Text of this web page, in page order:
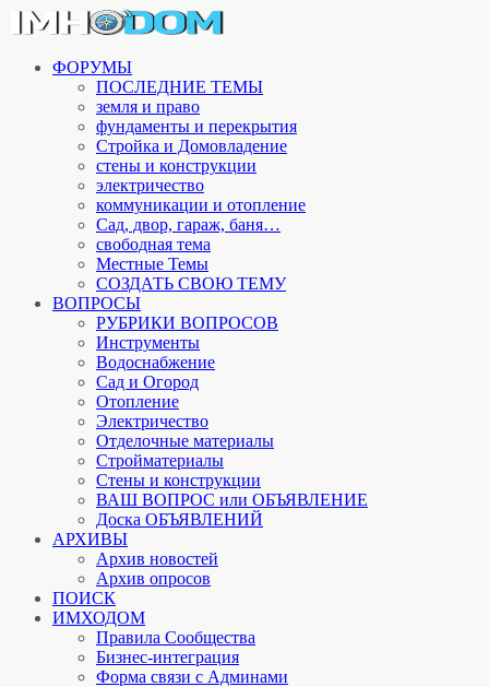
ФОРУМЫ
ПОСЛЕДНИЕ ТЕМЫ
земля и право
фундаменты и перекрытия
Стройка и Домовладение
стены и конструкции
электричество
коммуникации и отопление
Cад, двор, гараж, баня…
свободная тема
Местные Темы
СОЗДАТЬ СВОЮ ТЕМУ
ВОПРОСЫ
РУБРИКИ ВОПРОСОВ
Инструменты
Водоснабжение
Сад и Огород
Отопление
Электричество
Отделочные материалы
Стройматериалы
Стены и конструкции
ВАШ ВОПРОС или ОБЪЯВЛЕНИЕ
Доска ОБЪЯВЛЕНИЙ
АРХИВЫ
Архив новостей
Архив опросов
ПОИСК
ИМХОДОМ
Правила Сообщества
Бизнес-интеграция
Форма связи с Админами